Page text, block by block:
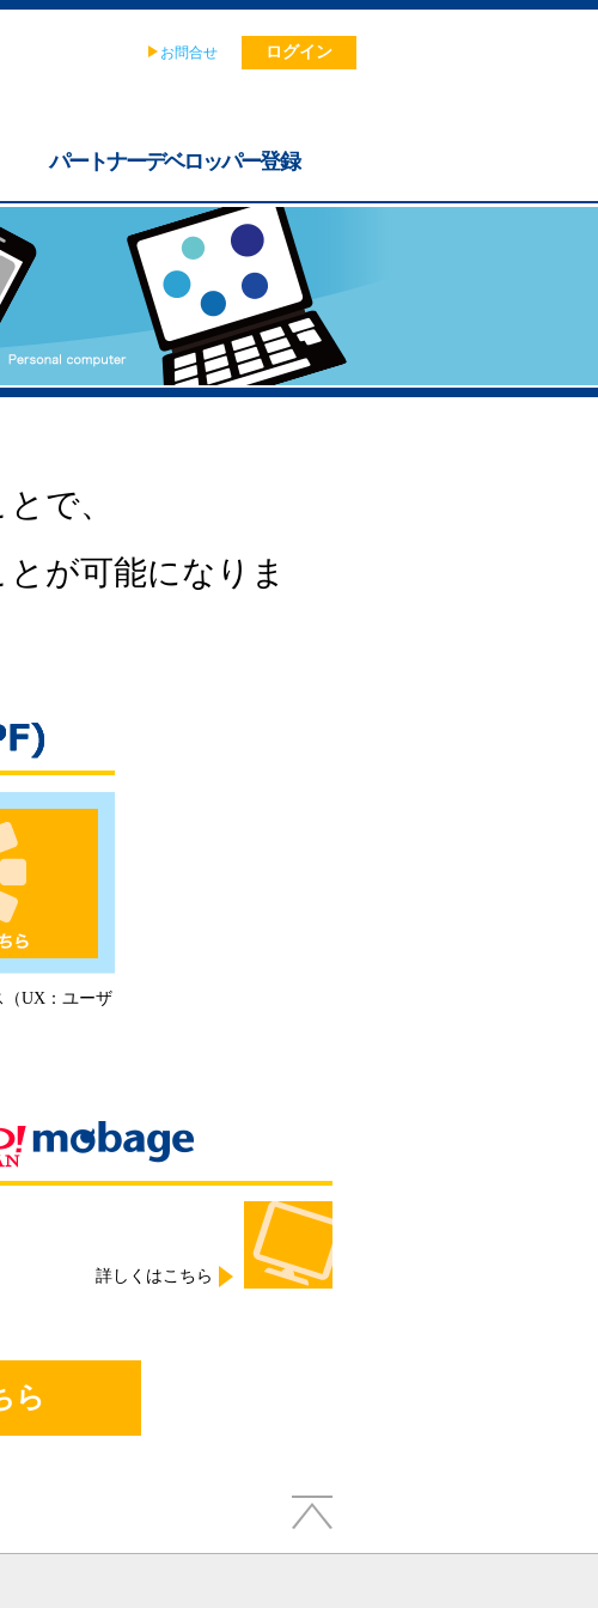
お問合せ ログイン
パートナーデベロッパー登録
で、
が可能になりま
（UX：ユーザ
詳しくはこちら
ら